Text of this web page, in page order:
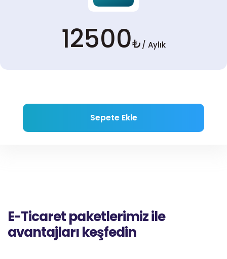
12500₺/ Aylık
Sepete Ekle
E-Ticaret paketlerimiz ile
avantajları keşfedin